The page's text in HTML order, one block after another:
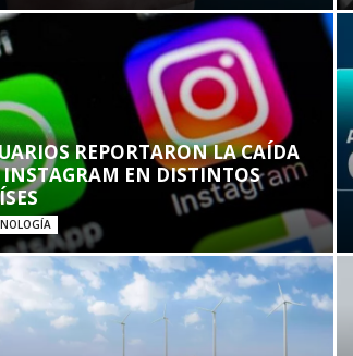
REPORTARON LA CAÍDA
INSTAGRAM EN DISTINTOS